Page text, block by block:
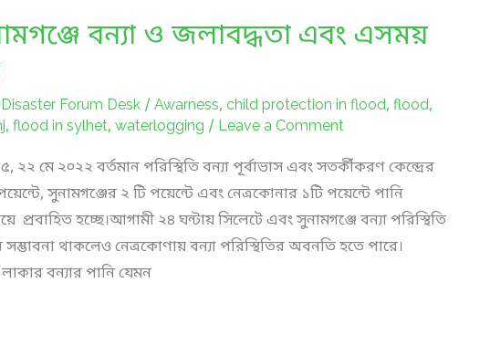
বন্যা ও জলাবদ্ধতা এবং এসময়
Disaster Forum Desk / Awarness, child protection in flood, flood,
, flood in sylhet, waterlogging / Leave a Comment
২২ মে ২০২২ বর্তমান পরিস্থিতি বন্যা পূর্বাভাস এবং সতর্কীকরণ কেন্দ্রের
সুনামগঞ্জের ২ টি পয়েন্টে এবং নেত্রকোনার ১টি পয়েন্টে পানি
প্রবাহিত হচ্ছে।আগামী ২৪ ঘন্টায় সিলেটে এবং সুনামগঞ্জে বন্যা পরিস্থিতি
সম্ভাবনা থাকলেও নেত্রকোণায় বন্যা পরিস্থিতির অবনতি হতে পারে।
বন্যার পানি যেমন